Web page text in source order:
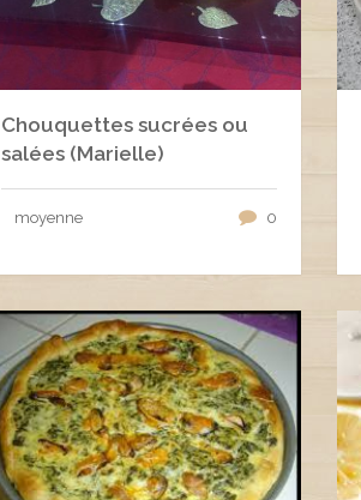
Chouquettes sucrées ou
salées (Marielle)
moyenne 0